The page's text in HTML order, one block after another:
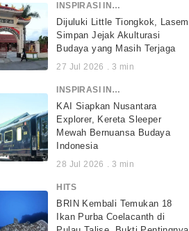
INSPIRASI INDONESIA
Dijuluki Little Tiongkok, Lasem
Simpan Jejak Akulturasi
Budaya yang Masih Terjaga
27 Jul 2026 . 3 min
INSPIRASI INDONESIA
KAI Siapkan Nusantara
Explorer, Kereta Sleeper
Mewah Bernuansa Budaya
Indonesia
28 Jul 2026 . 3 min
HITS
BRIN Kembali Temukan 18
Ikan Purba Coelacanth di